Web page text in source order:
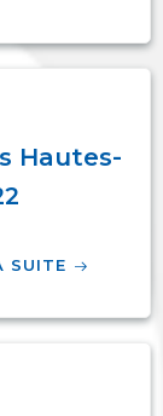
Hautes-
SUITE